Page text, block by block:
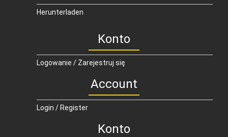
Herunterladen
Konto
Logowanie / Zarejestruj się
Account
Login / Register
Konto